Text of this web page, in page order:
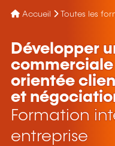
Accueil Toutes les
Développer
orientée
et
Formation
entreprise